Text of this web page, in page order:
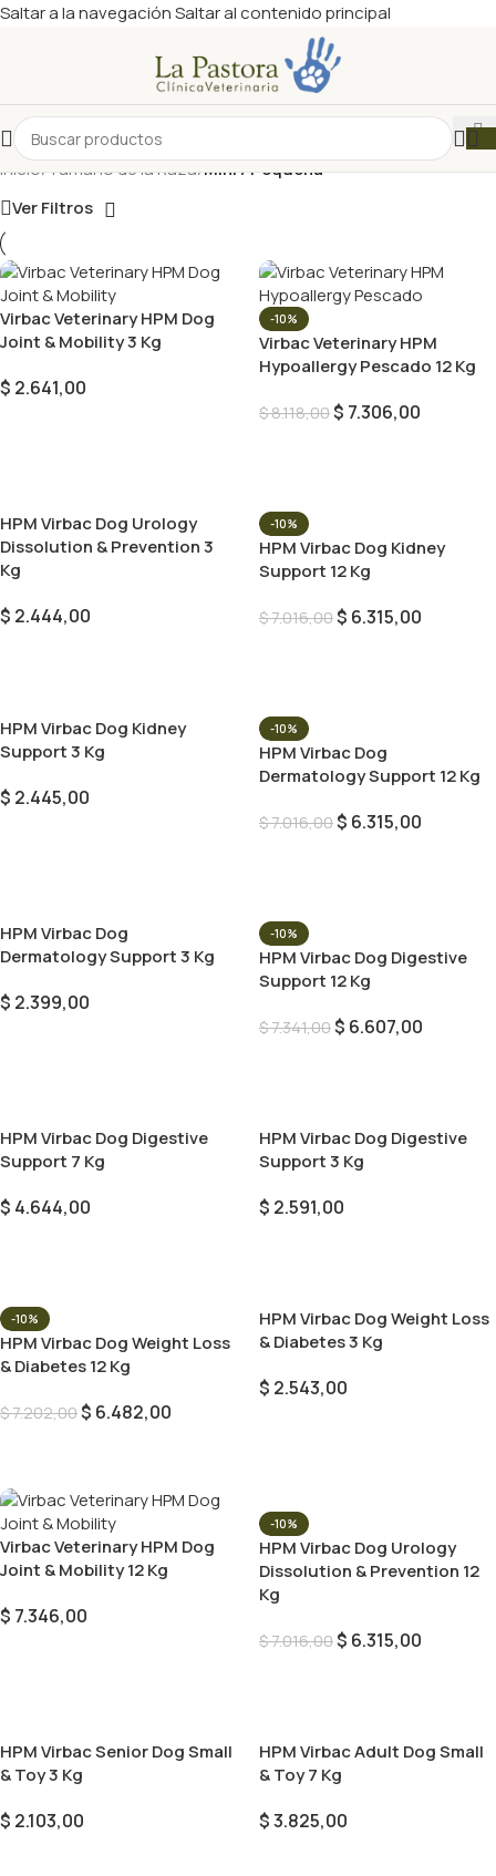
Saltar a la navegaciónSaltar al contenido principal
Inicio/Tamaño de la Raza/Mini / Pequeña
Ver Filtros
Virbac Veterinary HPM Dog
Joint & Mobility 3 Kg
$ 2.641,00
-10%
Virbac Veterinary HPM
Hypoallergy Pescado 12 Kg
$8.118,00$ 7.306,00
HPM Virbac Dog Urology
Dissolution & Prevention 3
Kg
$ 2.444,00
-10%
HPM Virbac Dog Kidney
Support 12 Kg
$7.016,00$ 6.315,00
HPM Virbac Dog Kidney
Support 3 Kg
$ 2.445,00
-10%
HPM Virbac Dog
Dermatology Support 12 Kg
$7.016,00$ 6.315,00
HPM Virbac Dog
Dermatology Support 3 Kg
$ 2.399,00
-10%
HPM Virbac Dog Digestive
Support 12 Kg
$7.341,00$ 6.607,00
HPM Virbac Dog Digestive
Support 7 Kg
$ 4.644,00
HPM Virbac Dog Digestive
Support 3 Kg
$ 2.591,00
-10%
HPM Virbac Dog Weight Loss
& Diabetes 12 Kg
$7.202,00$ 6.482,00
HPM Virbac Dog Weight Loss
& Diabetes 3 Kg
$ 2.543,00
Virbac Veterinary HPM Dog
Joint & Mobility 12 Kg
$ 7.346,00
-10%
HPM Virbac Dog Urology
Dissolution & Prevention 12
Kg
$7.016,00$ 6.315,00
HPM Virbac Senior Dog Small
& Toy 3 Kg
$ 2.103,00
HPM Virbac Adult Dog Small
& Toy 7 Kg
$3.825,00